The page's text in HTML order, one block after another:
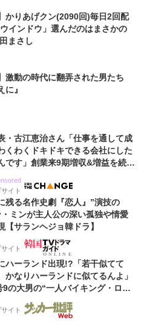
かりあげクン(2090回)毎日2回配
インドウ」選んだのはまさかの
まさし
激動の時代に翻弄された男たち
に』
・古江恵治さん「仕事を通して成
くわくドキドキできる会社にした
です」創業来9期増収&増益を続け
イト
残る名作史劇『恋人』”演技の
ミンが主人公の深い孤独や情愛
【サランヘジョ韓ドラ】
イト
ハーランド出現!?「若干似てて
かなりハーランドに似てるんよ」
の大男の“一人バイキング・ロ
題!「元気をもらった」
イト